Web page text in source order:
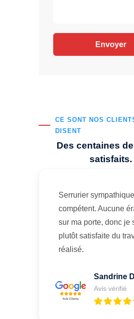
CE SONT NOS
DISENT
Des centaines
satisfaits.
Serrurier
compétent. Aucune
sur ma porte, donc je
plutôt satisfaite du
réalisé.
Sandrine
Avis vérifié